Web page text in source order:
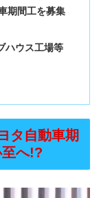
期間工を募集
ハウス工場等
タ自動車期
へ!?